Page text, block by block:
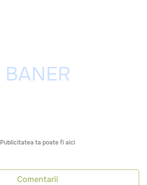
Publicitatea ta poate fi aici
Comentarii